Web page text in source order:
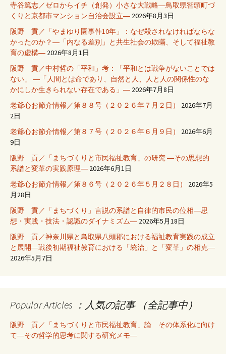
寺谷篤志／ゼロからイチ（創発）小さな大戦略―鳥取県智頭町づ
くりと京都市マンション自治会設立― 2026年8月3日
阪野 貢／「やまゆり園事件10年」：なぜ殺されなければならな
かったのか？―「内なる差別」と共生社会の欺瞞、そして福祉教
育の虚構― 2026年8月1日
阪野 貢／中村哲の「平和」考：「平和とは戦争がないことでは
ない」 ―「人間とは命であり、自然と人、人と人の関係性のな
かにしか生きられない存在である」― 2026年7月8日
老爺心お節介情報／第８８号（２０２６年７月２日）
2026年7月
2日
老爺心お節介情報／第８７号（２０２６年６月９日）
2026年6月
9日
阪野 貢／「まちづくりと市民福祉教育」の研究 ―その思想的
系譜と変革の実践原理― 2026年6月1日
老爺心お節介情報／第８６号（２０２６年５月２８日）
2026年5
月28日
阪野 貢／「まちづくり」言説の系譜と自律的市民の位相―思
想・実践・技法・認識のダイナミズム― 2026年5月18日
阪野 貢／神奈川県と鳥取県八頭郡における福祉教育実践の成立
と展開―戦後初期福祉教育における「統治」と「変革」の相克―
2026年5月7日
Popular Articles ：人気の記事 （全記事中）
阪野 貢／「まちづくりと市民福祉教育」論 その体系化に向け
て―その哲学的思考に関する研究メモ―